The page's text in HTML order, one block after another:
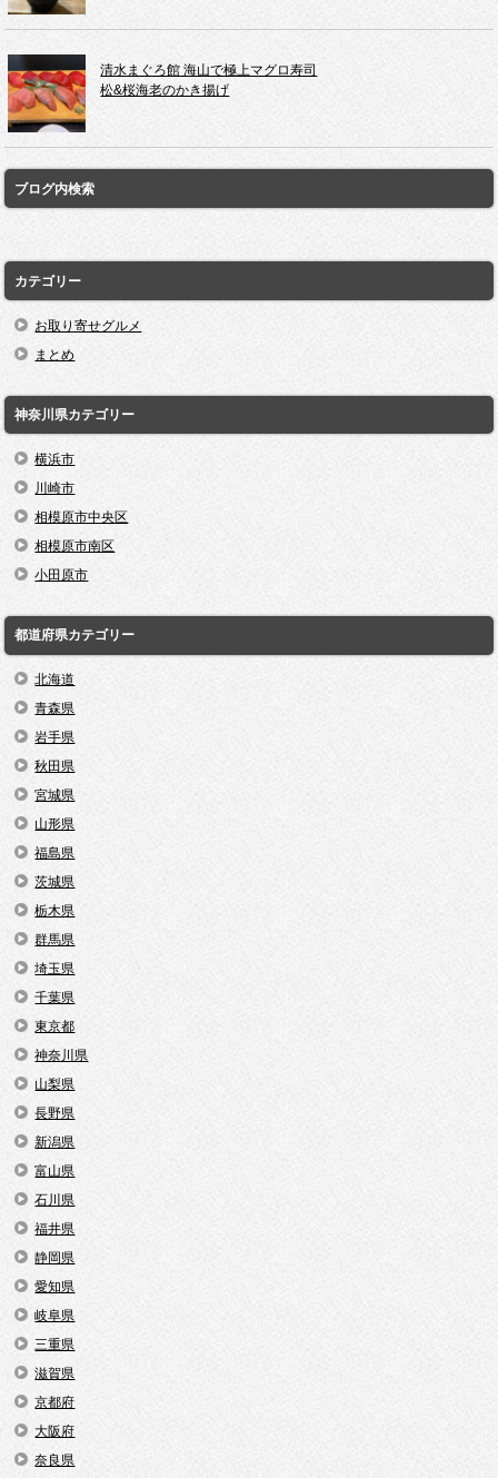
清水まぐろ館 海山で極上マグロ寿司
松&桜海老のかき揚げ
ブログ内検索
カテゴリー
お取り寄せグルメ
まとめ
神奈川県カテゴリー
横浜市
川崎市
相模原市中央区
相模原市南区
小田原市
都道府県カテゴリー
北海道
青森県
岩手県
秋田県
宮城県
山形県
福島県
茨城県
栃木県
群馬県
埼玉県
千葉県
東京都
神奈川県
山梨県
長野県
新潟県
富山県
石川県
福井県
静岡県
愛知県
岐阜県
三重県
滋賀県
京都府
大阪府
奈良県